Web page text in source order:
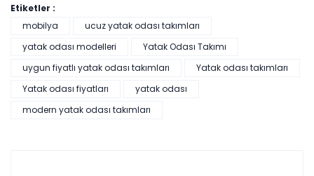
White Cross Yatak Odası Takımı
Renkler yükleniyor…
Etiketler :
mobilya
ucuz yatak odası takımları
yatak odası modelleri
Yatak Odası Takımı
uygun fiyatlı yatak odası takımları
Yatak odası takımları
Yatak odası fiyatları
yatak odası
modern yatak odası takımları